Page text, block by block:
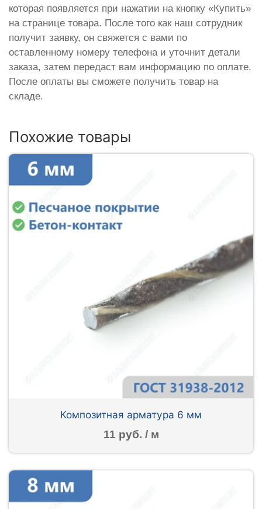
которая появляется при нажатии на кнопку «Купить»
на странице товара. После того как наш сотрудник
получит заявку, он свяжется с вами по
оставленному номеру телефона и уточнит детали
заказа, затем передаст вам информацию по оплате.
После оплаты вы сможете получить товар на
складе.
Похожие товары
Композитная арматура 6 мм
11 руб. / м